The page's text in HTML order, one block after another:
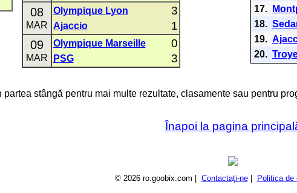
08
MAR
Olympique Lyon 3
Ajaccio 1
09
MAR
Olympique Marseille 0
PSG 3
17.
18.
19.
20.
stângă pentru mai multe rezultate, clasamente sau pentru
Înapoi la pagina
© 2026 ro.goobix.com | Contactaţi-ne| Politica de